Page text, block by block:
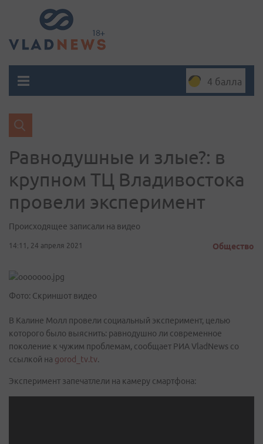
4 балла
Равнодушные и злые?: в
крупном ТЦ Владивостока
провели эксперимент
Происходящее записали на видео
14:11, 24 апреля 2021 Общество
Фото: Скриншот видео
В Калине Молл провели социальный эксперимент, целью
которого было выяснить: равнодушно ли современное
поколение к чужим проблемам, сообщает РИА VladNews со
ссылкой на gorod_tv.tv.
Эксперимент запечатлели на камеру смартфона: